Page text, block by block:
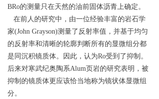
BRo的测量只在天然的油前固体沥青上确定。
在前人的研究中，由一位经验丰富的岩石学
家(John Grayson)测量了反射率值，并基于均匀
的反射率和清晰的轮廓判断所有的显微组分都
是同沉积镜质体。因此，认为Ro受到了抑制。
后来对寒武纪奥陶系Alum页岩的研究表明，被
抑制的镜质体更应该恰当地称为镜状体显微组
分。